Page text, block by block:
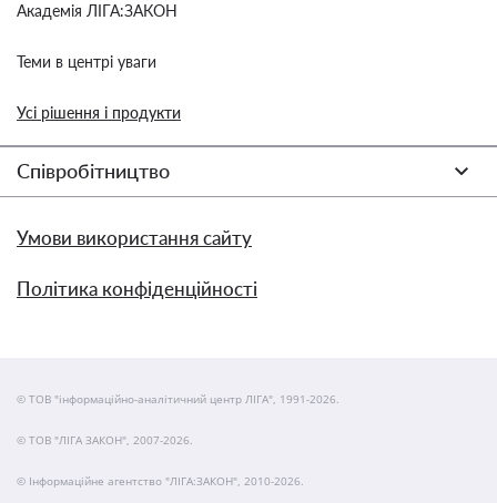
Академія ЛІГА:ЗАКОН
Теми в центрі уваги
Усі рішення і продукти
Співробітництво
Умови використання сайту
Політика конфіденційності
© ТОВ "інформаційно-аналітичний центр ЛІГА", 1991-2026.
© ТОВ "ЛІГА ЗАКОН", 2007-2026.
© Інформаційне агентство "ЛІГА:ЗАКОН", 2010-2026.